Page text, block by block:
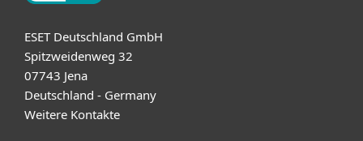
ESET Deutschland GmbH
Spitzweidenweg 32
07743 Jena
Deutschland - Germany
Weitere Kontakte